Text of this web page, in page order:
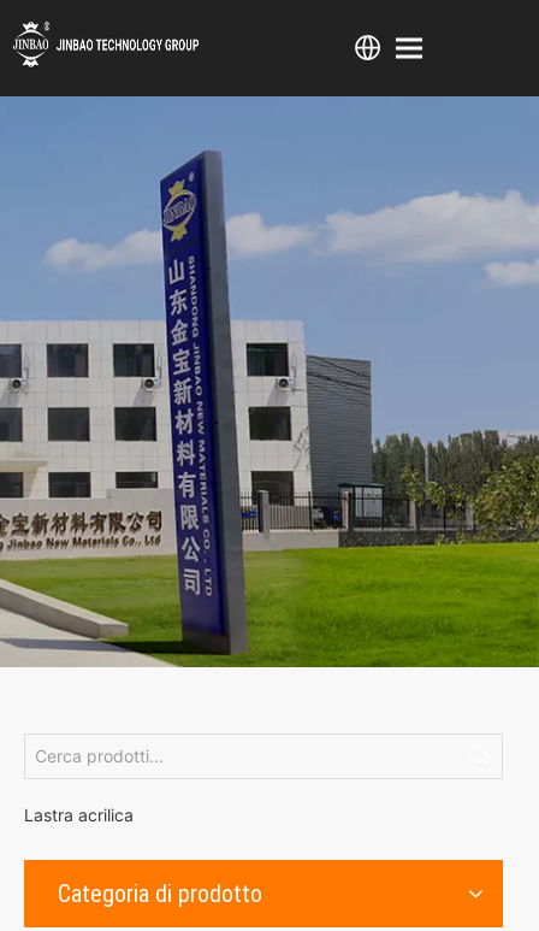
Lastra acrilica
Categoria di prodotto